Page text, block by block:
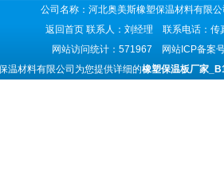
公司名称：河北奥美斯橡塑保温材料有
返回首页 联系人：刘经理 联系电话：
网站访问统计：571967 网站ICP备案
温材料有限公司为您提供详细的橡塑保温板厂家